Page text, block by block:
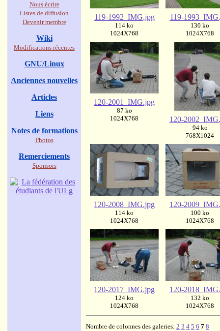
119-1992_IMG.jpg
114 ko
1024X768
119-
130 ko
1024X768
120-2001_IMG.jpg
87 ko
1024X768
120-
94 ko
768X1024
120-2008_IMG.jpg
114 ko
1024X768
120-
100 ko
1024X768
120-2017_IMG.jpg
124 ko
1024X768
120-
132 ko
1024X768
Nombre de colonnes des galeries: 2 3 4 5 6 7 8
Nous écrire
Listes de diffusion
Devenir membre
Wiki
Modifications récentes
GNU/Linux
Anciennes nouvelles
Articles
Liens
Notes de formations
Photos
Remerciements
Sponsors